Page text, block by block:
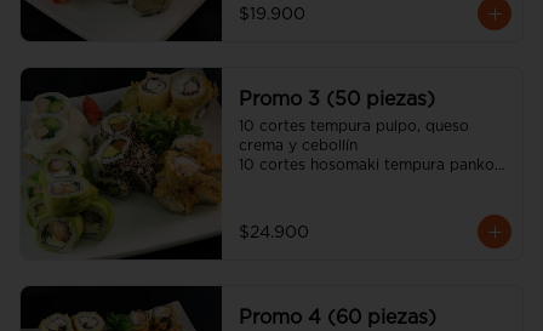
crema y ciboulette
10 cortes california sésamo pollo
$19.900
Promo 3 (50 piezas)
10 cortes tempura pulpo, queso
crema y cebollín
10 cortes hosomaki tempura panko
tempura, queso crema y cebollín
10 cortes california sésamo salmón,
(incluye tres salsa soya y dos salsa
$24.900
Promo 4 (60 piezas)